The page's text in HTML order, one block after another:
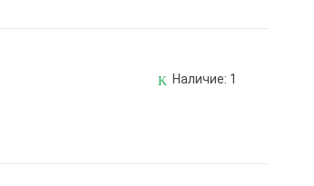
Наличие: 1